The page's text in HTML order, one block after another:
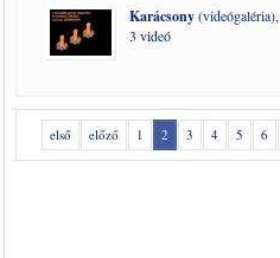
Karácsony(videógaléria),
3 videó
első előző 1 2 3 4 5 6